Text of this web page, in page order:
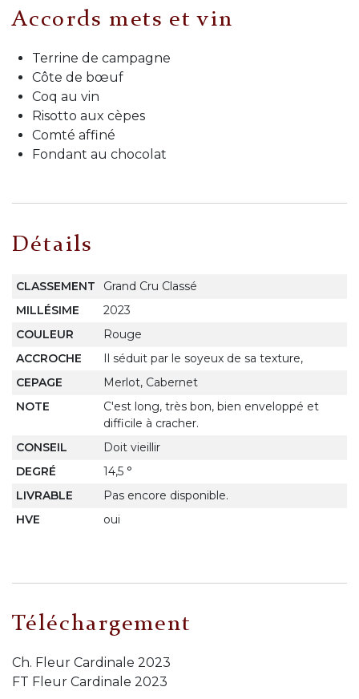
Accords mets et vin
Terrine de campagne
Côte de bœuf
Coq au vin
Risotto aux cèpes
Comté affiné
Fondant au chocolat
Détails
CLASSEMENT
Grand Cru Classé
MILLÉSIME
2023
COULEUR
Rouge
ACCROCHE
Il séduit par le soyeux de sa texture,
CEPAGE
Merlot, Cabernet
NOTE
C'est long, très bon, bien enveloppé et
difficile à cracher.
CONSEIL
Doit vieillir
DEGRÉ
14,5 °
LIVRABLE
Pas encore disponible.
HVE
oui
Téléchargement
Ch. Fleur Cardinale 2023
FT Fleur Cardinale 2023